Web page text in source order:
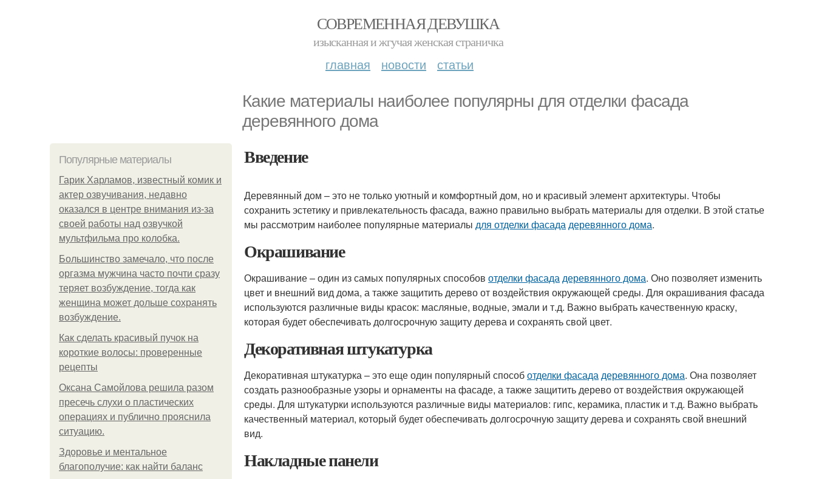
СОВРЕМЕННАЯ ДЕВУШКА
изысканная и жгучая женская страничка
главная новости статьи
Какие материалы наиболее популярны для отделки фасада
деревянного дома
Популярные материалы
Гарик Харламов, известный комик и
актер озвучивания, недавно
оказался в центре внимания из-за
своей работы над озвучкой
мультфильма про колобка.
Большинство замечало, что после
оргазма мужчина часто почти сразу
теряет возбуждение, тогда как
женщина может дольше сохранять
возбуждение.
Как сделать красивый пучок на
короткие волосы: проверенные
рецепты
Оксана Самойлова решила разом
пресечь слухи о пластических
операциях и публично прояснила
ситуацию.
Здоровье и ментальное
благополучие: как найти баланс
Введение
Деревянный дом – это не только уютный и комфортный дом, но и красивый элемент архитектуры. Чтобы
сохранить эстетику и привлекательность фасада, важно правильно выбрать материалы для отделки. В этой статье
мы рассмотрим наиболее популярные материалы для отделки фасададеревянного дома.
Окрашивание
Окрашивание – один из самых популярных способов отделки фасададеревянного дома. Оно позволяет изменить
цвет и внешний вид дома, а также защитить дерево от воздействия окружающей среды. Для окрашивания фасада
используются различные виды красок: масляные, водные, эмали и т.д. Важно выбрать качественную краску,
которая будет обеспечивать долгосрочную защиту дерева и сохранять свой цвет.
Декоративная штукатурка
Декоративная штукатурка – это еще один популярный способотделки фасададеревянного дома. Она позволяет
создать разнообразные узоры и орнаменты на фасаде, а также защитить дерево от воздействия окружающей
среды. Для штукатурки используются различные виды материалов: гипс, керамика, пластик и т.д. Важно выбрать
качественный материал, который будет обеспечивать долгосрочную защиту дерева и сохранять свой внешний
вид.
Накладные панели